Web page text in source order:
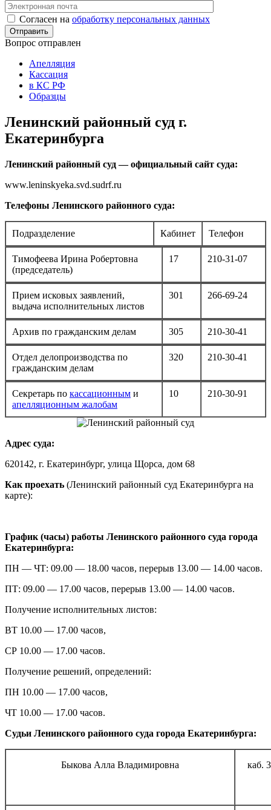
Согласен на обработку персональных данных
Вопрос отправлен
Апелляция
Кассация
в КС РФ
Образцы
Ленинский районный суд г.
Екатеринбурга
Ленинский районный суд — официальный сайт суда:
www.leninskyeka.svd.sudrf.ru
Телефоны Ленинского районного суда:
Подразделение Кабинет Телефон
Тимофеева Ирина Робертовна
(председатель)
17 210-31-07
Прием исковых заявлений,
выдача исполнительных листов
301 266-69-24
Архив по гражданским делам 305 210-30-41
Отдел делопроизводства по
гражданским делам
320 210-30-41
Секретарь по кассационным и
апелляционным жалобам
10 210-30-91
Адрес суда:
620142, г. Екатеринбург, улица Щорса, дом 68
Как проехать (Ленинский районный суд Екатеринбурга на
карте):
График (часы) работы Ленинского районного суда города
Екатеринбурга:
ПН — ЧТ: 09.00 — 18.00 часов, перерыв 13.00 — 14.00 часов.
ПТ: 09.00 — 17.00 часов, перерыв 13.00 — 14.00 часов.
Получение исполнительных листов:
ВТ 10.00 — 17.00 часов,
СР 10.00 — 17.00 часов.
Получение решений, определений:
ПН 10.00 — 17.00 часов,
ЧТ 10.00 — 17.00 часов.
Судьи Ленинского районного суда города Екатеринбурга:
Быкова Алла Владимировна каб.